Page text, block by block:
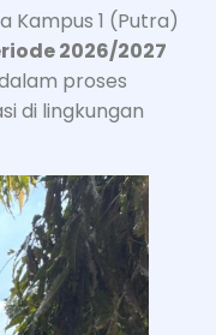
Kampus 1 (Putra)
2026/2027
proses
di lingkungan